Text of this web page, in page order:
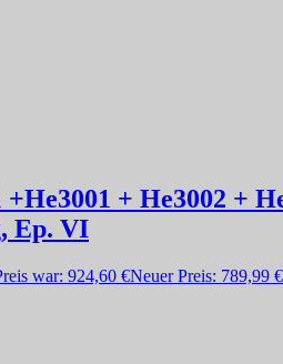
+ He3002 +
Ep. VI
war: 924,60 €Neuer Preis: 789,99 €